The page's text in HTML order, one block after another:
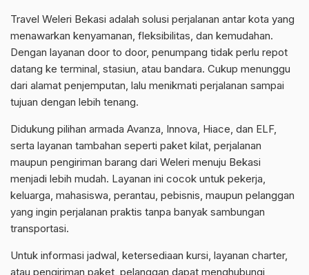
Travel Weleri Bekasi adalah solusi perjalanan antar kota yang
menawarkan kenyamanan, fleksibilitas, dan kemudahan.
Dengan layanan door to door, penumpang tidak perlu repot
datang ke terminal, stasiun, atau bandara. Cukup menunggu
dari alamat penjemputan, lalu menikmati perjalanan sampai
tujuan dengan lebih tenang.
Didukung pilihan armada Avanza, Innova, Hiace, dan ELF,
serta layanan tambahan seperti paket kilat, perjalanan
maupun pengiriman barang dari Weleri menuju Bekasi
menjadi lebih mudah. Layanan ini cocok untuk pekerja,
keluarga, mahasiswa, perantau, pebisnis, maupun pelanggan
yang ingin perjalanan praktis tanpa banyak sambungan
transportasi.
Untuk informasi jadwal, ketersediaan kursi, layanan charter,
atau pengiriman paket, pelanggan dapat menghubungi